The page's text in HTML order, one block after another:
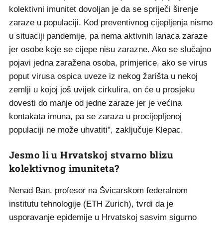
kolektivni imunitet dovoljan je da se spriječi širenje
zaraze u populaciji. Kod preventivnog cijepljenja nismo
u situaciji pandemije, pa nema aktivnih lanaca zaraze
jer osobe koje se cijepe nisu zarazne. Ako se slučajno
pojavi jedna zaražena osoba, primjerice, ako se virus
poput virusa ospica uveze iz nekog žarišta u nekoj
zemlji u kojoj još uvijek cirkulira, on će u prosjeku
dovesti do manje od jedne zaraze jer je većina
kontakata imuna, pa se zaraza u procijepljenoj
populaciji ne može uhvatiti", zaključuje Klepac.
Jesmo li u Hrvatskoj stvarno blizu
kolektivnog imuniteta?
Nenad Ban, profesor na Švicarskom federalnom
institutu tehnologije (ETH Zurich), tvrdi da je
usporavanje epidemije u Hrvatskoj sasvim sigurno